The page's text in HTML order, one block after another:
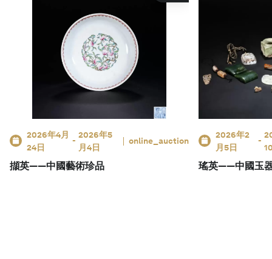
2026年4月
24日
-
2026年5
月4日
online_auction
擷英——中國藝術珍品
2026年2
月5日
-
瑤英——中國玉